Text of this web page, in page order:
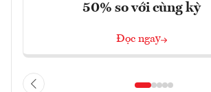
50% so với cùng kỳ
Đọc ngay